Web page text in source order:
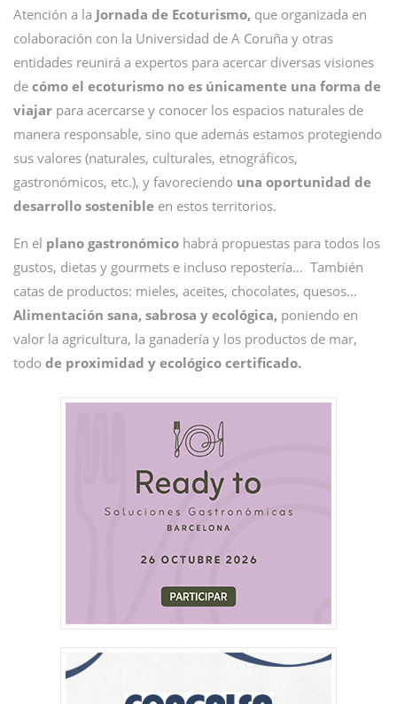
Atención a la Jornada de Ecoturismo, que organizada en
colaboración con la Universidad de A Coruña y otras
entidades reunirá a expertos para acercar diversas visiones
de cómo el ecoturismo no es únicamente una forma de
viajar para acercarse y conocer los espacios naturales de
manera responsable, sino que además estamos protegiendo
sus valores (naturales, culturales, etnográficos,
gastronómicos, etc.), y favoreciendo una oportunidad de
desarrollo sostenible en estos territorios.
En el plano gastronómico habrá propuestas para todos los
gustos, dietas y gourmets e incluso repostería… También
catas de productos: mieles, aceites, chocolates, quesos…
Alimentación sana, sabrosa y ecológica, poniendo en
valor la agricultura, la ganadería y los productos de mar,
todo de proximidad y ecológico certificado.